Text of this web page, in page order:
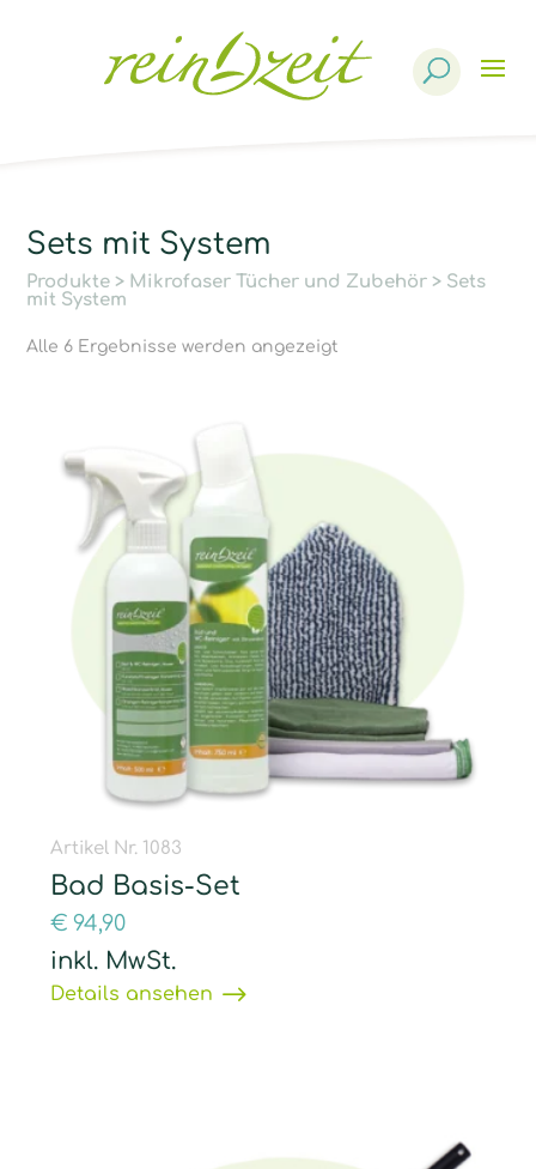
Sets mit System
Produkte > Mikrofaser Tücher und Zubehör > Sets
mit System
Alle 6 Ergebnisse werden angezeigt
Artikel Nr. 1083
Bad Basis-Set
€ 94,90
inkl. MwSt.
Details ansehen